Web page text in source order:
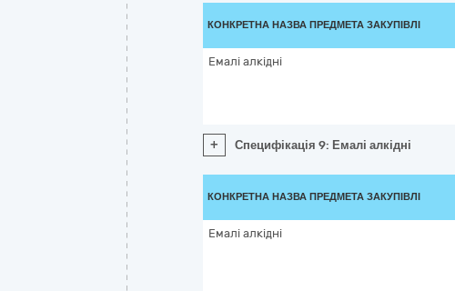
КОНКРЕТНА НАЗВА ПРЕДМЕТА ЗАКУПІВЛІ
Емалі алкідні
+ Специфікація 9: Емалі алкідні
КОНКРЕТНА НАЗВА ПРЕДМЕТА ЗАКУПІВЛІ
Емалі алкідні